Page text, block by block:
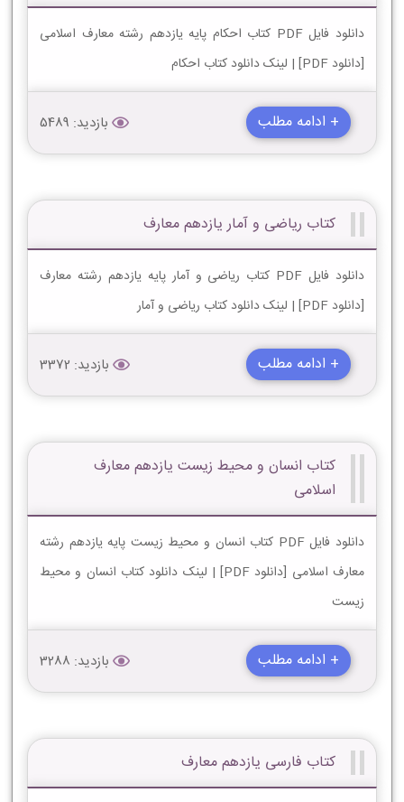
دانلود فایل PDF کتاب احکام پایه یازدهم رشته معارف اسلامی
[دانلود PDF] | لینک دانلود کتاب احکام
+ ادامه مطلب بازدید: 5489
کتاب ریاضی و آمار یازدهم معارف
دانلود فایل PDF کتاب ریاضی و آمار پایه یازدهم رشته معارف
[دانلود PDF] | لینک دانلود کتاب ریاضی و آمار
+ ادامه مطلب بازدید: 3372
کتاب انسان و محیط زیست یازدهم معارف
اسلامی
دانلود فایل PDF کتاب انسان و محیط زیست پایه یازدهم رشته
معارف اسلامی [دانلود PDF] | لینک دانلود کتاب انسان و محیط
زیست
+ ادامه مطلب بازدید: 3288
کتاب فارسی یازدهم معارف